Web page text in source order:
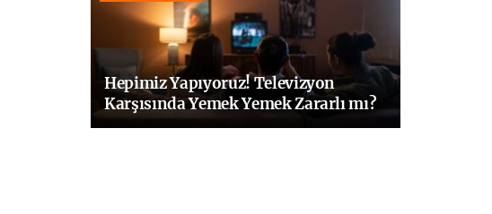
Hepimiz Yapıyoruz! Televizyon
Karşısında Yemek Yemek Zararlı mı?